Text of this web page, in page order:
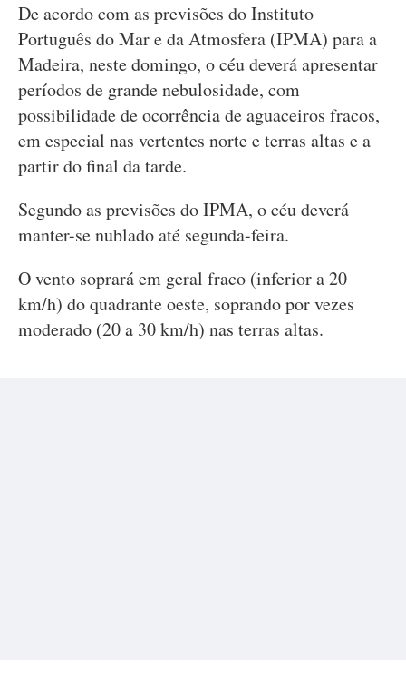
De acordo com as previsões do Instituto
Português do Mar e da Atmosfera (IPMA) para a
Madeira, neste domingo, o céu deverá apresentar
períodos de grande nebulosidade, com
possibilidade de ocorrência de aguaceiros fracos,
em especial nas vertentes norte e terras altas e a
partir do final da tarde.
Segundo as previsões do IPMA, o céu deverá
manter-se nublado até segunda-feira.
O vento soprará em geral fraco (inferior a 20
km/h) do quadrante oeste, soprando por vezes
moderado (20 a 30 km/h) nas terras altas.